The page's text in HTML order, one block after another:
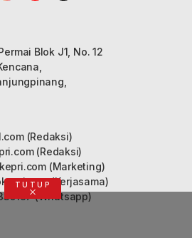
Blok J1, No. 12
(Redaksi)
(Redaksi)
(Marketing)
(Kerjasama)
(Whatsapp)
TUTUP